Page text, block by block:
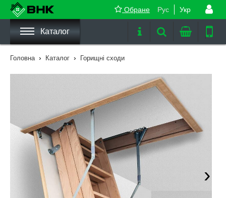
Рус Укр
Обране
Каталог
Головна › Каталог › Горищні сходи
›